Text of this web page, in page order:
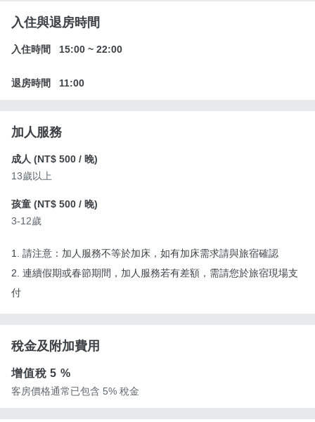
入住與退房時間
入住時間 15:00 ~ 22:00
退房時間 11:00
加人服務
成人 (NT$ 500 / 晚)
13歲以上
孩童 (NT$ 500 / 晚)
3-12歲
1. 請注意：加人服務不等於加床，如有加床需求請與旅宿確認
2. 連續假期或春節期間，加人服務若有差額，需請您於旅宿現場支
付
稅金及附加費用
增值稅5 %
客房價格通常已包含 5% 稅金